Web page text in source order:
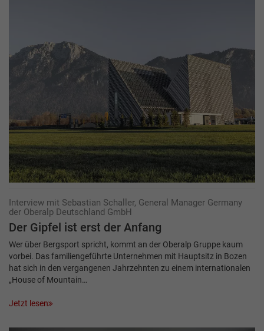
Interview mit Sebastian Schaller, General Manager Germany
der Oberalp Deutschland GmbH
Der Gipfel ist erst der Anfang
Wer über Bergsport spricht, kommt an der Oberalp Gruppe kaum
vorbei. Das familiengeführte Unternehmen mit Hauptsitz in Bozen
hat sich in den vergangenen Jahrzehnten zu einem internationalen
„House of Mountain…
Jetzt lesen